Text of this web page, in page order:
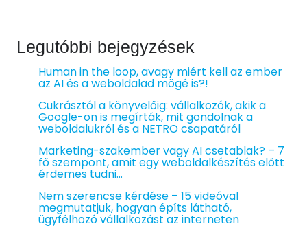
Legutóbbi bejegyzések
Human in the loop, avagy miért kell az ember
az AI és a weboldalad mögé is?!
Cukrásztól a könyvelőig: vállalkozók, akik a
Google-ön is megírták, mit gondolnak a
weboldalukról és a NETRO csapatáról
Marketing-szakember vagy AI csetablak? – 7
fő szempont, amit egy weboldalkészítés előtt
érdemes tudni…
Nem szerencse kérdése – 15 videóval
megmutatjuk, hogyan építs látható,
ügyfélhozó vállalkozást az interneten